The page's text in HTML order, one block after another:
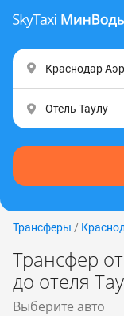
Трансферы /
Трансфер
до отеля
Выберите авто